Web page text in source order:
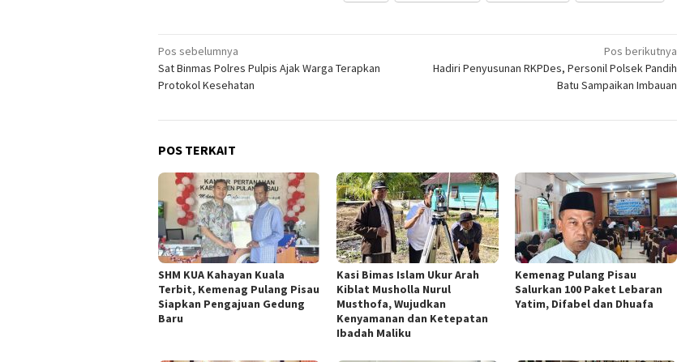
Navigasi
pos
Pos sebelumnya
Sat Binmas Polres Pulpis Ajak Warga Terapkan
Protokol Kesehatan
Pos berikutnya
Hadiri Penyusunan RKPDes, Personil Polsek Pandih
Batu Sampaikan Imbauan
POS TERKAIT
SHM KUA Kahayan Kuala
Terbit, Kemenag Pulang Pisau
Siapkan Pengajuan Gedung
Baru
Kasi Bimas Islam Ukur Arah
Kiblat Musholla Nurul
Musthofa, Wujudkan
Kenyamanan dan Ketepatan
Ibadah Maliku
Kemenag Pulang Pisau
Salurkan 100 Paket Lebaran
Yatim, Difabel dan Dhuafa